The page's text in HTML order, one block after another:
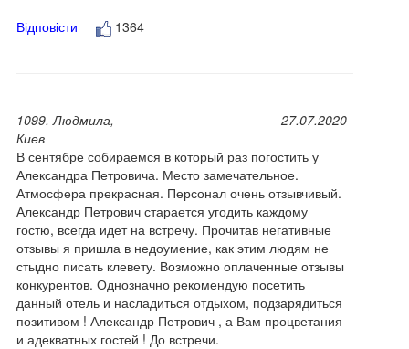
Відповісти
1364
1099. Людмила,
Киев
27.07.2020
В сентябре собираемся в который раз погостить у
Александра Петровича. Место замечательное.
Атмосфера прекрасная. Персонал очень отзывчивый.
Александр Петрович старается угодить каждому
гостю, всегда идет на встречу. Прочитав негативные
отзывы я пришла в недоумение, как этим людям не
стыдно писать клевету. Возможно оплаченные отзывы
конкурентов. Однозначно рекомендую посетить
данный отель и насладиться отдыхом, подзарядиться
позитивом ! Александр Петрович , а Вам процветания
и адекватных гостей ! До встречи.